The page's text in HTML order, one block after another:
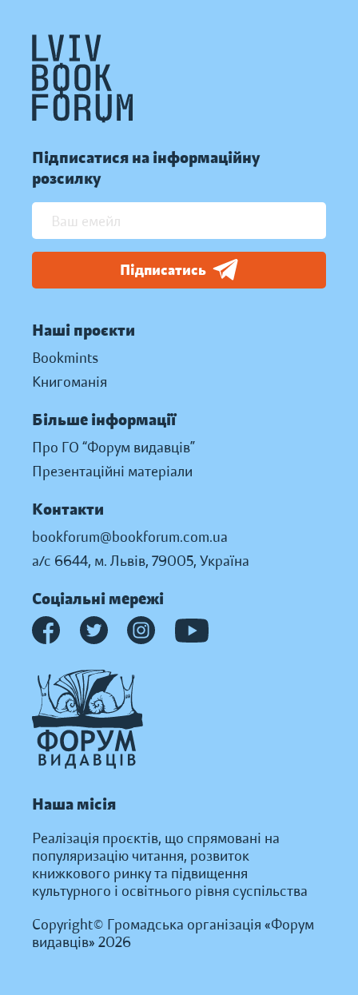
Підписатися на інформаційну
розсилку
Підписатись
Наші проєкти
Bookmints
Книгоманія
Більше інформації
Про ГО “Форум видавців”
Презентаційні матеріали
Контакти
bookforum@bookforum.com.ua
а/с 6644, м. Львів, 79005, Україна
Соціальні мережі
Наша місія
Реалізація проєктів, що спрямовані на
популяризацію читання, розвиток
книжкового ринку та підвищення
культурного і освітнього рівня суспільства
Copyright© Громадська організація «Форум
видавців» 2026